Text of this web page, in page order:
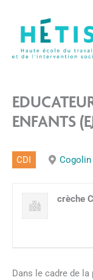
contenu
ENFANTS
CDI Cogolin
crèche
Dans le cadre de